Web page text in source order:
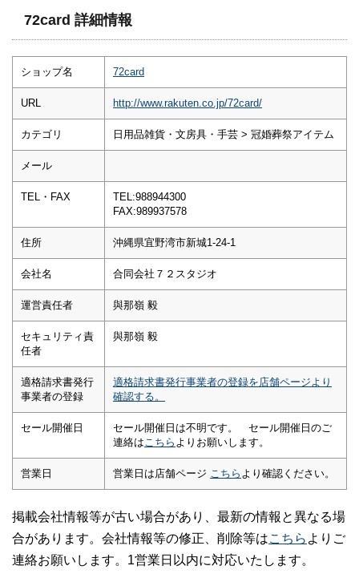
72card 詳細情報
ショップ名 72card
URL http://www.rakuten.co.jp/72card/
カテゴリ 日用品雑貨・文房具・手芸 > 冠婚葬祭アイテム
メール
TEL・FAX
TEL:988944300
FAX:989937578
住所 沖縄県宜野湾市新城1-24-1
会社名 合同会社７２スタジオ
運営責任者 與那嶺 毅
セキュリティ責
任者
與那嶺 毅
適格請求書発行
事業者の登録
適格請求書発行事業者の登録を店舗ページより
確認する。
セール開催日
セール開催日は不明です。 セール開催日のご
連絡は こちら よりお願いします。
営業日 営業日は店舗ページ こちら より確認ください。
掲載会社情報等が古い場合があり、最新の情報と異なる場
合があります。会社情報等の修正、削除等はこちら よりご
連絡お願いします。1営業日以内に対応いたします。